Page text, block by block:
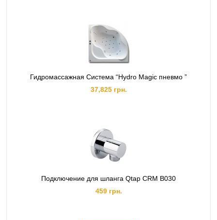
Гидромассажная Система “Hydro Magic пневмо ”
37,825 грн.
Подключение для шланга Qtap CRM B030
459 грн.